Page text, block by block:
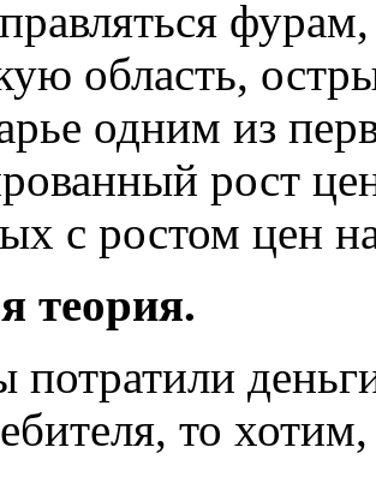
область,
одним из
рост
с ростом цен
теория.
то